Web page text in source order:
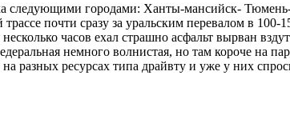
следующими городами: Ханты-мансийск-
почти сразу за уральским перевалом в
часов ехал страшно асфальт вырван
немного волнистая, но там короче на
разных ресурсах типа драйвту и уже у них